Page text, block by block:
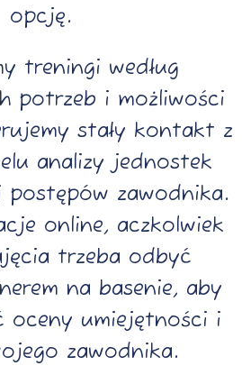
opcję.
treningi według
potrzeb i możliwości
stały kontakt z
analizy jednostek
zawodnika.
online, aczkolwiek
trzeba odbyć
na basenie, aby
oceny umiejętności i
zawodnika.